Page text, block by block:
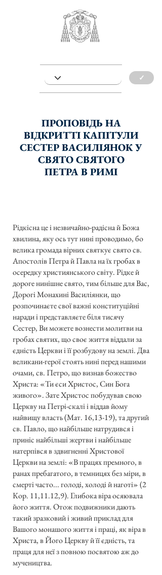
✓
ПРОПОВІДЬ НА
ВІДКРИТТІ КАПІТУЛИ
СЕСТЕР ВАСИЛІЯНОК У
СВЯТО СВЯТОГО
ПЕТРА В РИМІ
Рідкісна це і незвичайно-радісна й Божа
хвилина, яку ось тут нині проводимо, бо
велика громада вірних святкує свято св.
Апостолів Петра й Павла на їх гробах в
осередку християнського світу. Рідке й
дороге нинішне свято, тим більше для Вас,
Дорогі Монахині Василіянки, що
розпочинаєте свої важні конституційні
наради і представляєте біля тисячу
Сестер, Ви можете вознести молитви на
гробах святих, що своє життя віддали за
єдність Церкви і її розбудову на землі. Два
великани-герої стоять нині перед нашими
очами, св. Петро, що визнав божество
Христа: «Ти єси Христос, Син Бога
живого». Зате Христос побудував свою
Церкву на Петрі-скалі і віддав йому
найвищу власть (Мат. 16,13-19), та другий
св. Павло, що найбільше натрудився і
приніс найбільші жертви і найбільше
натерпівся в здвигненні Христової
Церкви на землі: «В працях премного, в
ранах пребагатого, в темницях без міри, в
смерті часто... голоді, холоді й наготі» (2
Кор. 11,11.12,9). Глибока віра осяювала
його життя. Отож подвижники дають
такий зразковий і живий приклад для
Вашого монашого життя і праці, як віра в
Христа, в Його Церкву й її єдність, та
праця для неї з повною посвятою аж до
мучеництва.